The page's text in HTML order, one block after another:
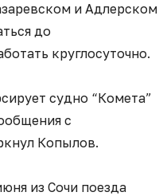
и Адлерском
до
круглосуточно.
судно “Комета”
с
Копылов.
из Сочи поезда